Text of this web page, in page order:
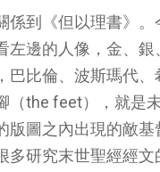
到《但以理書》。
邊的人像，金、
比倫、波斯瑪代、
（the feet），就是
版圖之內出現的敵
研究末世聖經經